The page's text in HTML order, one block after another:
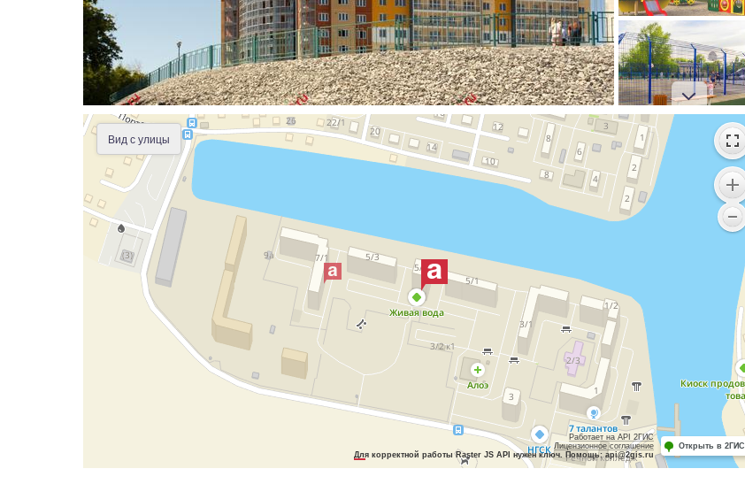
Вид с улицы
Работает на API 2ГИС
Лицензионное соглашение
Для корректной работы Raster JS API нужен ключ. Помощь: api@2gis.ru
Открыть в 2ГИС